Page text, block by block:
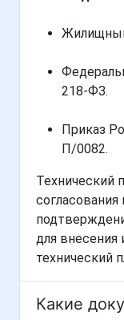
218-ФЗ.
Приказ
П/0082.
Технический
для внесения
технический
Какие